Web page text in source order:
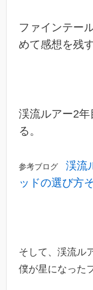
ファインテー
めて感想を残す
渓流ルアー2
る。
参考ブログ 渓流
ッドの選び方
そして、渓流ル
僕が星になった